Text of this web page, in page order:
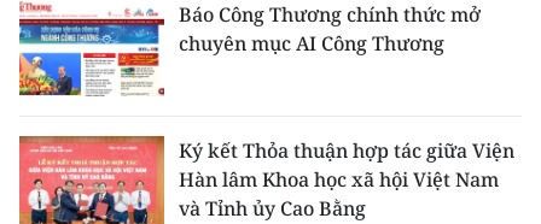
Báo Công Thương chính thức mở
chuyên mục AI Công Thương
Ký kết Thỏa thuận hợp tác giữa Viện
Hàn lâm Khoa học xã hội Việt Nam
và Tỉnh ủy Cao Bằng